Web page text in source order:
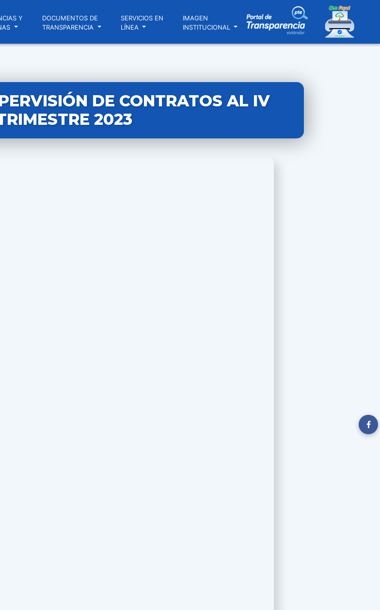
Y
DOCUMENTOS DE
TRANSPARENCIA
SERVICIOS EN
LÍNEA
IMAGEN
INSTITUCIONAL
DE CONTRATOS AL IV
2023